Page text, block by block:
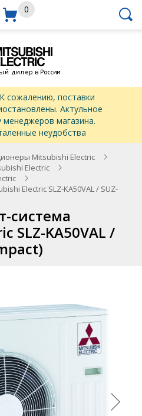
0
сожалению, поставки
Актульное
менеджеров магазина.
неудобства
Mitsubishi Electric
Electric
Electric SLZ-KA50VAL / SUZ-
система
SLZ-KA50VAL /